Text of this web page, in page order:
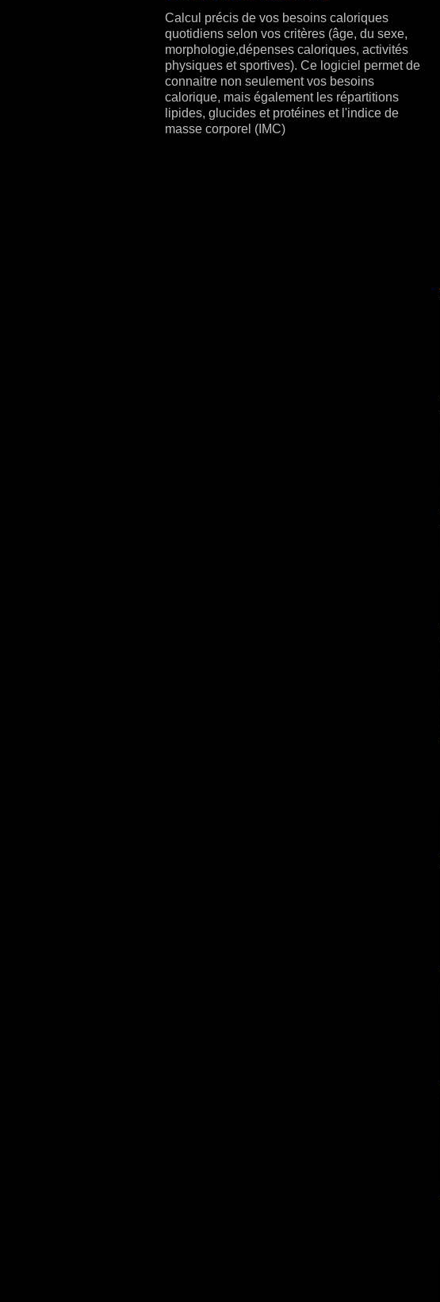
Calcul précis de vos besoins caloriques
quotidiens selon vos critères (âge, du sexe,
morphologie,dépenses caloriques, activités
physiques et sportives). Ce logiciel permet de
connaitre non seulement vos besoins
calorique, mais également les répartitions
lipides, glucides et protéines et l'indice de
masse corporel (IMC)